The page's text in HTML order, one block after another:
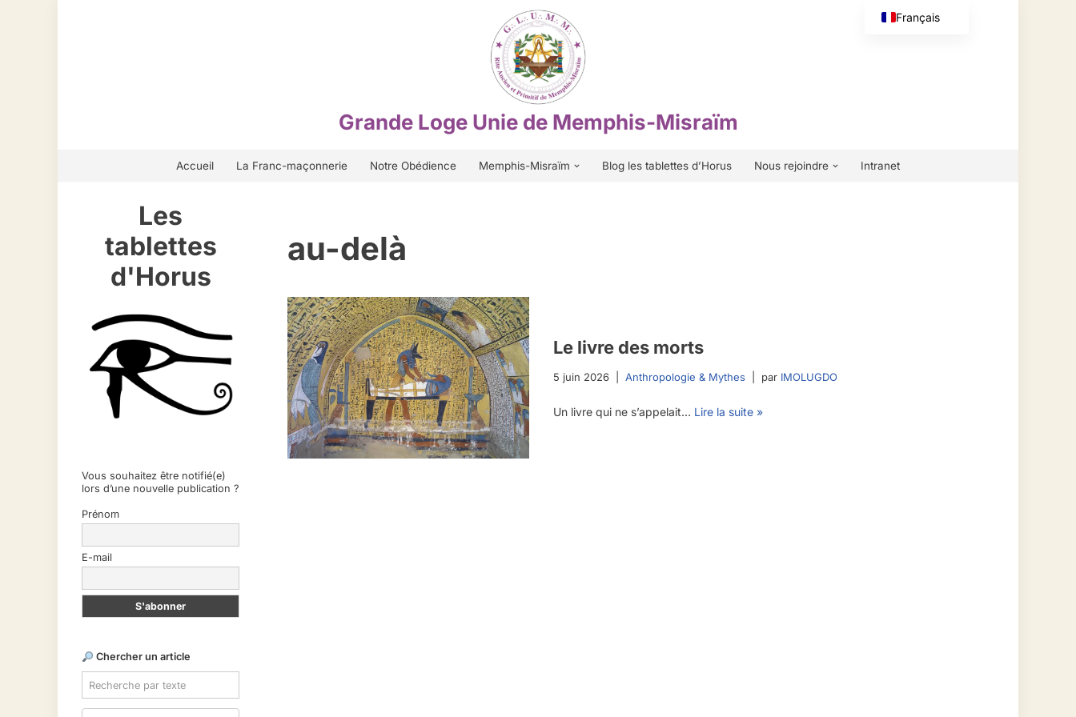
Grande Loge Unie de Memphis-Misraïm
Accueil La Franc-maçonnerie Notre Obédience Memphis-Misraïm Blog les tablettes d’Horus Nous rejoindre Intranet
Les
tablettes
d'Horus
Vous souhaitez être notifié(e)
lors d’une nouvelle publication ?
Prénom
E-mail
Chercher un article
au-delà
Le livre des morts
5 juin 2026 Anthropologie & Mythes par IMOLUGDO
Un livre qui ne s’appelait… Lire la suite »
Français